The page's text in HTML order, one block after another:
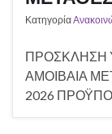
Κατηγορία
ΠΡΟΣΚΛΗΣΗ
ΑΜΟΙΒΑΙΑ
2026